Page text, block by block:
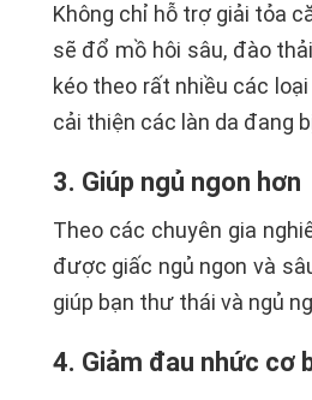
Không chỉ hỗ trợ giải tỏa
sẽ đổ mồ hôi sâu, đào
kéo theo rất nhiều các
cải thiện các làn da đang
3. Giúp ngủ ngon hơn
Theo các chuyên gia
được giấc ngủ ngon và
giúp bạn thư thái và ngủ
4. Giảm đau nhức cơ